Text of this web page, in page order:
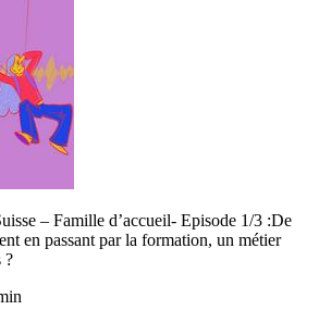
– Famille d’accueil- Episode 1/3 :De
en passant par la formation, un métier
?